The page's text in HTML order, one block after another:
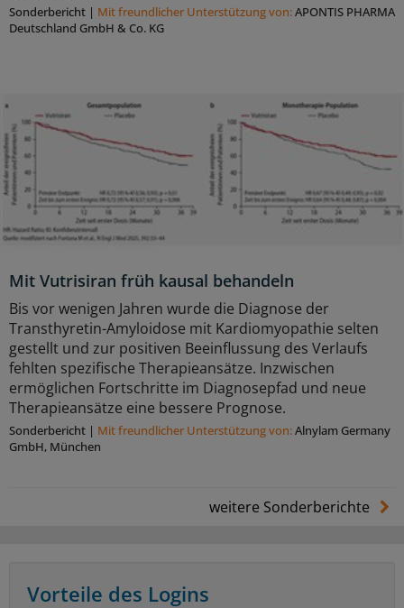
Sonderbericht | Mit freundlicher Unterstützung von:APONTIS PHARMA
Deutschland GmbH & Co. KG
Mit Vutrisiran früh kausal behandeln
Bis vor wenigen Jahren wurde die Diagnose der
Transthyretin-Amyloidose mit Kardiomyopathie selten
gestellt und zur positiven Beeinflussung des Verlaufs
fehlten spezifische Therapieansätze. Inzwischen
ermöglichen Fortschritte im Diagnosepfad und neue
Therapieansätze eine bessere Prognose.
Sonderbericht | Mit freundlicher Unterstützung von:Alnylam Germany
GmbH, München
weitere Sonderberichte
Vorteile des Logins